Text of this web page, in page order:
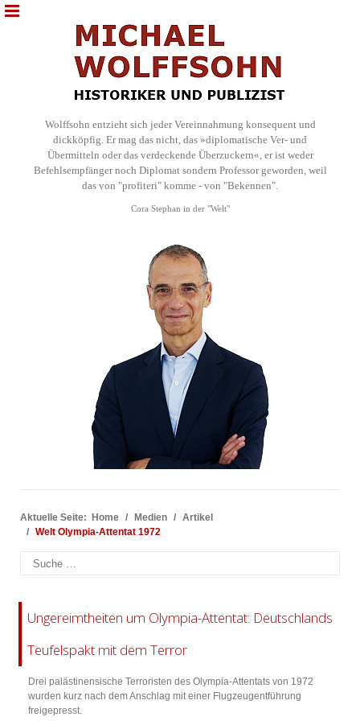
Wolffsohn entzieht sich jeder Vereinnahmung konsequent und
dickköpfig. Er mag das nicht, das »diplomatische Ver- und
Übermitteln oder das verdeckende Überzuckern«, er ist weder
Befehlsempfänger noch Diplomat sondern Professor geworden, weil
das von "profiteri" komme - von "Bekennen".
Cora Stephan in der "Welt"
Aktuelle Seite: Home Medien
Artikel
Welt Olympia-Attentat 1972
Suchen
Ungereimtheiten um Olympia-Attentat: Deutschlands
Teufelspakt mit dem Terror
Drei palästinensische Terroristen des Olympia-Attentats von 1972
wurden kurz nach dem Anschlag mit einer Flugzeugentführung
freigepresst.